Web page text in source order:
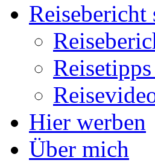
Reisebericht
Hier werben
Über mich